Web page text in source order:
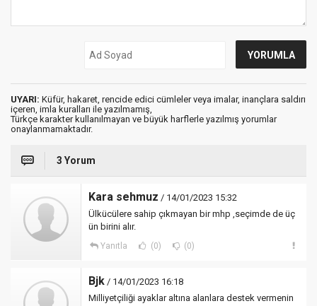
UYARI: Küfür, hakaret, rencide edici cümleler veya imalar, inançlara saldırı
içeren, imla kuralları ile yazılmamış,
Türkçe karakter kullanılmayan ve büyük harflerle yazılmış yorumlar
onaylanmamaktadır.
3 Yorum
Kara sehmuz / 14/01/2023 15:32
Ülkücülere sahip çıkmayan bir mhp ,seçimde de üç
ün birini alır.
Yanıtla (0) (0)
Bjk / 14/01/2023 16:18
Milliyetçiliği ayaklar altına alanlara destek vermenin